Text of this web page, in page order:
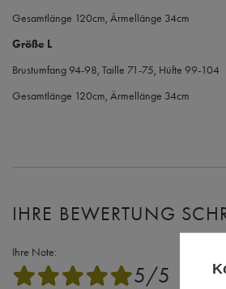
Gesamtlänge 120cm, Ärmellänge 34cm
Größe L
Brustumfang 94-98, Taille 71-75, Hüfte 99-104
Gesamtlänge 120cm, Ärmellänge 34cm
IHRE BEWERTUNG
Ihre Note:
5/5